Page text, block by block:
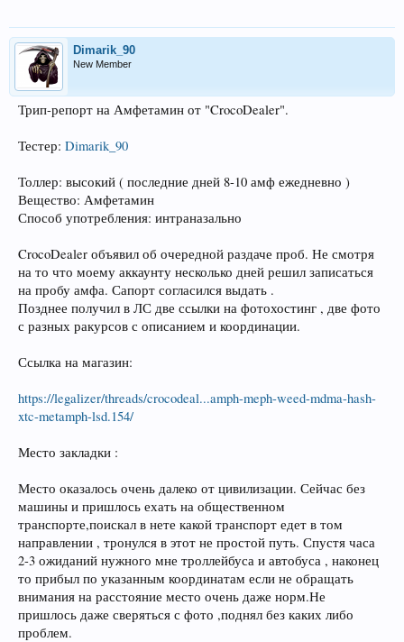
Dimarik_90
New Member
Трип-репорт на Амфетамин от "CrocoDealer".
Тестер: Dimarik_90
Толлер: высокий ( последние дней 8-10 амф ежедневно )
Вещество: Амфетамин
Способ употребления: интраназально
CrocoDealer объявил об очередной раздаче проб. Не смотря
на то что моему аккаунту несколько дней решил записаться
на пробу амфа. Сапорт согласился выдать .
Позднее получил в ЛС две ссылки на фотохостинг , две фото
с разных ракурсов с описанием и координации.
Ссылка на магазин:
https://legalizer/threads/crocodeal...amph-meph-weed-mdma-hash-
xtc-metamph-lsd.154/
Место закладки :
Место оказалось очень далеко от цивилизации. Сейчас без
машины и пришлось ехать на общественном
транспорте,поискал в нете какой транспорт едет в том
направлении , тронулся в этот не простой путь. Спустя часа
2-3 ожиданий нужного мне троллейбуса и автобуса , наконец
то прибыл по указанным координатам если не обращать
внимания на расстояние место очень даже норм.Не
пришлось даже сверяться с фото ,поднял без каких либо
проблем.